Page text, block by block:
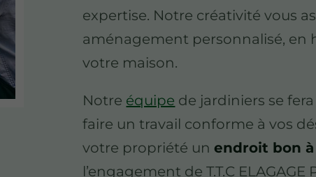
expertise. Notre créativité vous
aménagement personnalisé, en
votre maison.
Notre équipe de jardiniers se
faire un travail conforme à vos
votre propriété unendroit bon
l’engagement de T.T.C ELAGAGE